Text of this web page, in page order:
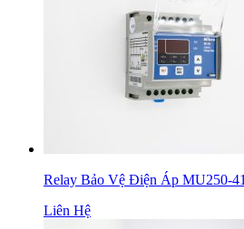
Relay Bảo Vệ Điện Áp MU250-
Liên Hệ